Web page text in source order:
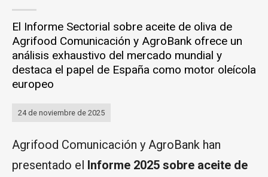
El Informe Sectorial sobre aceite de oliva de
Agrifood Comunicación y AgroBank ofrece un
análisis exhaustivo del mercado mundial y
destaca el papel de España como motor oleícola
europeo
24 de noviembre de 2025
Agrifood Comunicación y AgroBank han
presentado el Informe 2025 sobre aceite de